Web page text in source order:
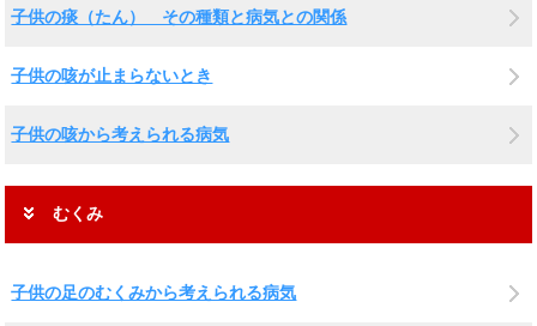
子供の痰（たん） その種類と病気との関係
子供の咳が止まらないとき
子供の咳から考えられる病気
むくみ
子供の足のむくみから考えられる病気